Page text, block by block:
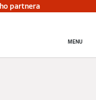
partnera
MENU